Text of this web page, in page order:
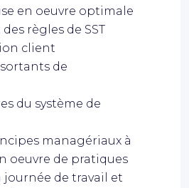
en oeuvre optimale
règles de SST
client
de
du système de
managériaux à
oeuvre de pratiques
de travail et